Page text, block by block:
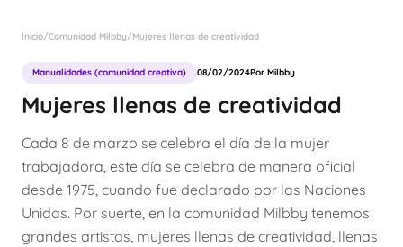
Inicio/Comunidad Milbby/Mujeres llenas de creatividad
Manualidades (comunidad creativa) 08/02/2024Por Milbby
Mujeres llenas de creatividad
Cada 8 de marzo se celebra el día de la mujer
trabajadora, este día se celebra de manera oficial
desde 1975, cuando fue declarado por las Naciones
Unidas. Por suerte, en la comunidad Milbby tenemos
grandes artistas, mujeres llenas de creatividad, llenas